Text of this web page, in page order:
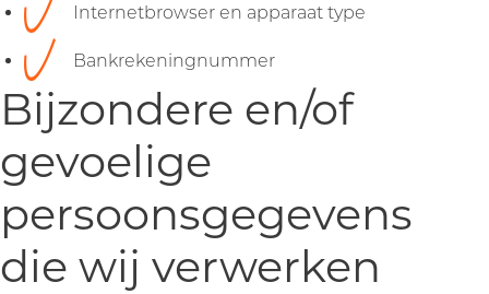
Internetbrowser en apparaat type
Bankrekeningnummer
Bijzondere en/of
gevoelige
persoonsgegevens
die wij verwerken